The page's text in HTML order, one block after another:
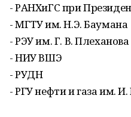
- РАНХиГС при
- МГТУ им. Н.Э. Баумана
- РЭУ им. Г. В. Плеханова
- НИУ ВШЭ
- РУДН
- РГУ нефти и газа им.